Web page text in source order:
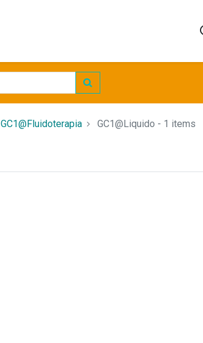
GC1@Fluidoterapia GC1@Liquido - 1 items